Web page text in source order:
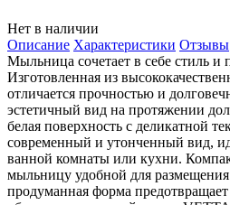
Нет в наличии
Описание Характеристики Отзывы
Мыльница сочетает в себе стиль и
Изготовленная из
отличается прочностью и
эстетичный вид на протяжении
белая поверхность с деликатной
современный и утонченный вид,
ванной комнаты или кухни.
мыльницу удобной для
продуманная форма